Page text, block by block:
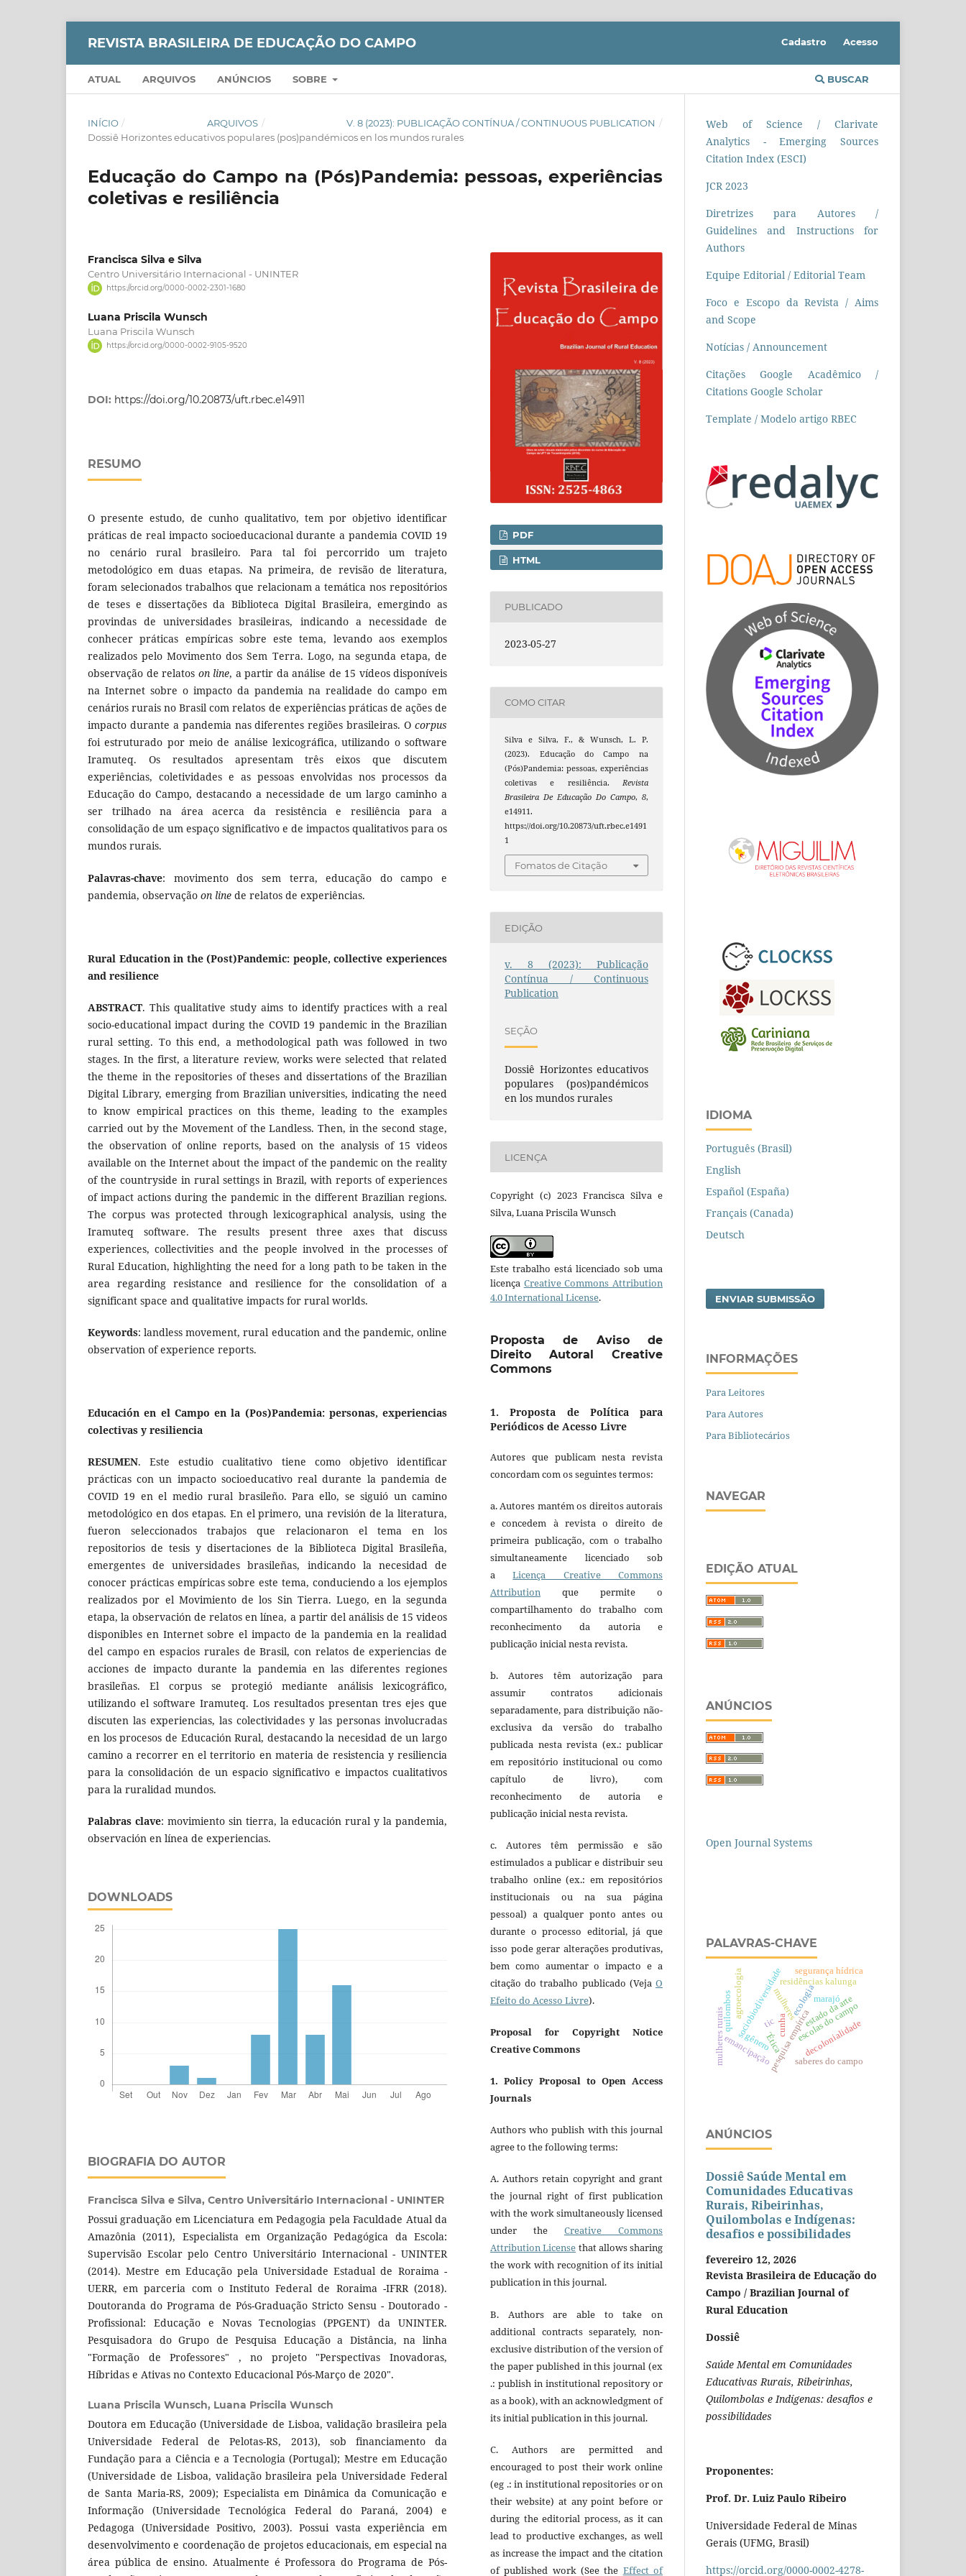
REVISTA BRASILEIRA DE EDUCAÇÃO DO CAMPO
ATUAL ARQUIVOS ANÚNCIOS SOBRE BUSCAR
Cadastro Acesso
INÍCIO / ARQUIVOS / V. 8 (2023): PUBLICAÇÃO CONTÍNUA / CONTINUOUS PUBLICATION /
Dossiê Horizontes educativos populares (pos)pandémicos en los mundos rurales
Educação do Campo na (Pós)Pandemia: pessoas, experiências
coletivas e resiliência
Francisca Silva e Silva
Centro Universitário Internacional - UNINTER
https://orcid.org/0000-0002-2301-1680
Luana Priscila Wunsch
Luana Priscila Wunsch
https://orcid.org/0000-0002-9105-9520
DOI: https://doi.org/10.20873/uft.rbec.e14911
RESUMO
O presente estudo, de cunho qualitativo, tem por objetivo identificar
práticas de real impacto socioeducacional durante a pandemia COVID 19
no cenário rural brasileiro. Para tal foi percorrido um trajeto
metodológico em duas etapas. Na primeira, de revisão de literatura,
foram selecionados trabalhos que relacionam a temática nos repositórios
de teses e dissertações da Biblioteca Digital Brasileira, emergindo as
provindas de universidades brasileiras, indicando a necessidade de
conhecer práticas empíricas sobre este tema, levando aos exemplos
realizados pelo Movimento dos Sem Terra. Logo, na segunda etapa, de
observação de relatos on line, a partir da análise de 15 vídeos disponíveis
na Internet sobre o impacto da pandemia na realidade do campo em
cenários rurais no Brasil com relatos de experiências práticas de ações de
impacto durante a pandemia nas diferentes regiões brasileiras. O corpus
foi estruturado por meio de análise lexicográfica, utilizando o software
Iramuteq. Os resultados apresentam três eixos que discutem
experiências, coletividades e as pessoas envolvidas nos processos da
Educação do Campo, destacando a necessidade de um largo caminho a
ser trilhado na área acerca da resistência e resiliência para a
consolidação de um espaço significativo e de impactos qualitativos para os
mundos rurais.
Palavras-chave: movimento dos sem terra, educação do campo e
pandemia, observação on line de relatos de experiências.
Rural Education in the (Post)Pandemic: people, collective experiences
and resilience
ABSTRACT. This qualitative study aims to identify practices with a real
socio-educational impact during the COVID 19 pandemic in the Brazilian
rural setting. To this end, a methodological path was followed in two
stages. In the first, a literature review, works were selected that related
the theme in the repositories of theses and dissertations of the Brazilian
Digital Library, emerging from Brazilian universities, indicating the need
to know empirical practices on this theme, leading to the examples
carried out by the Movement of the Landless. Then, in the second stage,
the observation of online reports, based on the analysis of 15 videos
available on the Internet about the impact of the pandemic on the reality
of the countryside in rural settings in Brazil, with reports of experiences
of impact actions during the pandemic in the different Brazilian regions.
The corpus was protected through lexicographical analysis, using the
Iramuteq software. The results present three axes that discuss
experiences, collectivities and the people involved in the processes of
Rural Education, highlighting the need for a long path to be taken in the
area regarding resistance and resilience for the consolidation of a
significant space and qualitative impacts for rural worlds.
Keywords: landless movement, rural education and the pandemic, online
observation of experience reports.
Educación en el Campo en la (Pos)Pandemia: personas, experiencias
colectivas y resiliencia
RESUMEN. Este estudio cualitativo tiene como objetivo identificar
prácticas con un impacto socioeducativo real durante la pandemia de
COVID 19 en el medio rural brasileño. Para ello, se siguió un camino
metodológico en dos etapas. En el primero, una revisión de la literatura,
fueron seleccionados trabajos que relacionaron el tema en los
repositorios de tesis y disertaciones de la Biblioteca Digital Brasileña,
emergentes de universidades brasileñas, indicando la necesidad de
conocer prácticas empíricas sobre este tema, conduciendo a los ejemplos
realizados por el Movimiento de los Sin Tierra. Luego, en la segunda
etapa, la observación de relatos en línea, a partir del análisis de 15 videos
disponibles en Internet sobre el impacto de la pandemia en la realidad
del campo en espacios rurales de Brasil, con relatos de experiencias de
acciones de impacto durante la pandemia en las diferentes regiones
brasileñas. El corpus se protegió mediante análisis lexicográfico,
utilizando el software Iramuteq. Los resultados presentan tres ejes que
discuten las experiencias, las colectividades y las personas involucradas
en los procesos de Educación Rural, destacando la necesidad de un largo
camino a recorrer en el territorio en materia de resistencia y resiliencia
para la consolidación de un espacio significativo e impactos cualitativos
para la ruralidad mundos.
Palabras clave: movimiento sin tierra, la educación rural y la pandemia,
observación en línea de experiencias.
DOWNLOADS
BIOGRAFIA DO AUTOR
Francisca Silva e Silva, Centro Universitário Internacional - UNINTER
Possui graduação em Licenciatura em Pedagogia pela Faculdade Atual da
Amazônia (2011), Especialista em Organização Pedagógica da Escola:
Supervisão Escolar pelo Centro Universitário Internacional - UNINTER
(2014). Mestre em Educação pela Universidade Estadual de Roraima -
UERR, em parceria com o Instituto Federal de Roraima -IFRR (2018).
Doutoranda do Programa de Pós-Graduação Stricto Sensu - Doutorado -
Profissional: Educação e Novas Tecnologias (PPGENT) da UNINTER.
Pesquisadora do Grupo de Pesquisa Educação a Distância, na linha
"Formação de Professores" , no projeto "Perspectivas Inovadoras,
Híbridas e Ativas no Contexto Educacional Pós-Março de 2020".
Luana Priscila Wunsch, Luana Priscila Wunsch
Doutora em Educação (Universidade de Lisboa, validação brasileira pela
Universidade Federal de Pelotas-RS, 2013), sob financiamento da
Fundação para a Ciência e a Tecnologia (Portugal); Mestre em Educação
(Universidade de Lisboa, validação brasileira pela Universidade Federal
de Santa Maria-RS, 2009); Especialista em Dinâmica da Comunicação e
Informação (Universidade Tecnológica Federal do Paraná, 2004) e
Pedagoga (Universidade Positivo, 2003). Possui vasta experiência em
desenvolvimento e coordenação de projetos educacionais, em especial na
área pública de ensino. Atualmente é Professora do Programa de Pós-
PDF
HTML
PUBLICADO
2023-05-27
COMO CITAR
Silva e Silva, F., & Wunsch, L. P.
(2023). Educação do Campo na
(Pós)Pandemia: pessoas, experiências
coletivas e resiliência. Revista
Brasileira De Educação Do Campo, 8,
e14911.
https://doi.org/10.20873/uft.rbec.e1491
1
Fomatos de Citação
EDIÇÃO
v. 8 (2023): Publicação
Contínua / Continuous
Publication
SEÇÃO
Dossiê Horizontes educativos
populares (pos)pandémicos
en los mundos rurales
LICENÇA
Copyright (c) 2023 Francisca Silva e
Silva, Luana Priscila Wunsch
Este trabalho está licenciado sob uma
licença Creative Commons Attribution
4.0 International License.
Proposta de Aviso de
Direito Autoral Creative
Commons
1. Proposta de Política para
Periódicos de Acesso Livre
Autores que publicam nesta revista
concordam com os seguintes termos:
a. Autores mantém os direitos autorais
e concedem à revista o direito de
primeira publicação, com o trabalho
simultaneamente licenciado sob
aLicença Creative Commons
Attribution que permite o
compartilhamento do trabalho com
reconhecimento da autoria e
publicação inicial nesta revista.
b. Autores têm autorização para
assumir contratos adicionais
separadamente, para distribuição não-
exclusiva da versão do trabalho
publicada nesta revista (ex.: publicar
em repositório institucional ou como
capítulo de livro), com
reconhecimento de autoria e
publicação inicial nesta revista.
c. Autores têm permissão e são
estimulados a publicar e distribuir seu
trabalho online (ex.: em repositórios
institucionais ou na sua página
pessoal) a qualquer ponto antes ou
durante o processo editorial, já que
isso pode gerar alterações produtivas,
bem como aumentar o impacto e a
citação do trabalho publicado (Veja O
Efeito do Acesso Livre).
Proposal for Copyright Notice
Creative Commons
1. Policy Proposal to Open Access
Journals
Authors who publish with this journal
agree to the following terms:
A. Authors retain copyright and grant
the journal right of first publication
with the work simultaneously licensed
under the Creative Commons
Attribution License that allows sharing
the work with recognition of its initial
publication in this journal.
B. Authors are able to take on
additional contracts separately, non-
exclusive distribution of the version of
the paper published in this journal (ex
.: publish in institutional repository or
as a book), with an acknowledgment of
its initial publication in this journal.
C. Authors are permitted and
encouraged to post their work online
(eg .: in institutional repositories or on
their website) at any point before or
during the editorial process, as it can
lead to productive exchanges, as well
as increase the impact and the citation
of published work (See the Effect of
Web of Science / Clarivate
Analytics - Emerging Sources
Citation Index (ESCI)
JCR 2023
Diretrizes para Autores /
Guidelines and Instructions for
Authors
Equipe Editorial / Editorial Team
Foco e Escopo da Revista / Aims
and Scope
Notícias / Announcement
Citações Google Acadêmico /
Citations Google Scholar
Template / Modelo artigo RBEC
IDIOMA
Português (Brasil)
English
Español (España)
Français (Canada)
Deutsch
ENVIAR SUBMISSÃO
INFORMAÇÕES
Para Leitores
Para Autores
Para Bibliotecários
NAVEGAR
EDIÇÃO ATUAL
ANÚNCIOS
Open Journal Systems
PALAVRAS-CHAVE
decolonialidade
sociobiodiversidade
pesquisa empírica
´Ética
ecologia
mulheresestado da arte
agroecologia residências kalunga
emancipação saberes do campo
cunha
mulheres ruraisquilombos
gênero
segurança hídrica
tic escolas do campo
marajó
ANÚNCIOS
Dossiê Saúde Mental em
Comunidades Educativas
Rurais, Ribeirinhas,
Quilombolas e Indígenas:
desafios e possibilidades
fevereiro 12, 2026
Revista Brasileira de Educação do
Campo / Brazilian Journal of
Rural Education
Dossiê
Saúde Mental em Comunidades
Educativas Rurais, Ribeirinhas,
Quilombolas e Indígenas: desafios e
possibilidades
Proponentes:
Prof. Dr. Luiz Paulo Ribeiro
Universidade Federal de Minas
Gerais (UFMG, Brasil)
https://orcid.org/0000-0002-4278-